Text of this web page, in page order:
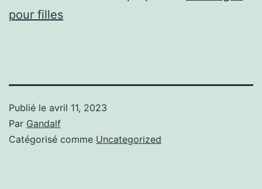
pour filles
Publié le avril 11, 2023
Par Gandalf
Catégorisé comme Uncategorized